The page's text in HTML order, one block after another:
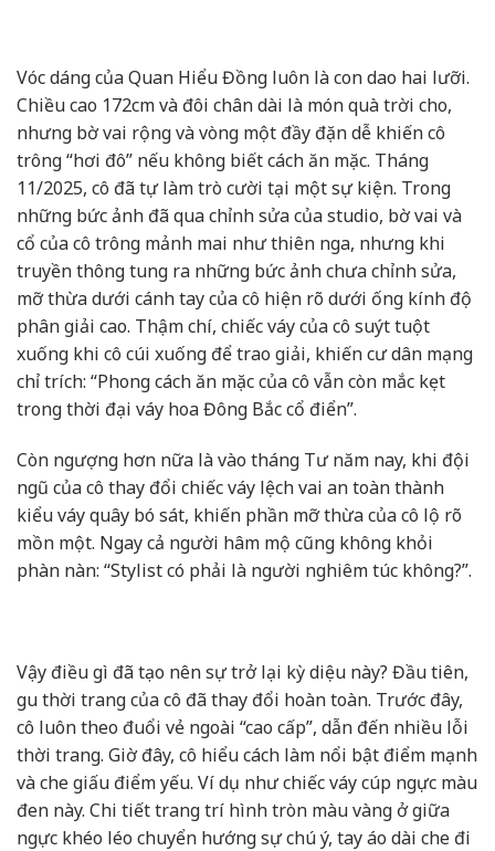
Vóc dáng của Quan Hiểu Đồng luôn là con dao hai lưỡi.
Chiều cao 172cm và đôi chân dài là món quà trời cho,
nhưng bờ vai rộng và vòng một đầy đặn dễ khiến cô
trông “hơi đô” nếu không biết cách ăn mặc. Tháng
11/2025, cô đã tự làm trò cười tại một sự kiện. Trong
những bức ảnh đã qua chỉnh sửa của studio, bờ vai và
cổ của cô trông mảnh mai như thiên nga, nhưng khi
truyền thông tung ra những bức ảnh chưa chỉnh sửa,
mỡ thừa dưới cánh tay của cô hiện rõ dưới ống kính độ
phân giải cao. Thậm chí, chiếc váy của cô suýt tuột
xuống khi cô cúi xuống để trao giải, khiến cư dân mạng
chỉ trích: “Phong cách ăn mặc của cô vẫn còn mắc kẹt
trong thời đại váy hoa Đông Bắc cổ điển”.
Còn ngượng hơn nữa là vào tháng Tư năm nay, khi đội
ngũ của cô thay đổi chiếc váy lệch vai an toàn thành
kiểu váy quây bó sát, khiến phần mỡ thừa của cô lộ rõ
mồn một. Ngay cả người hâm mộ cũng không khỏi
phàn nàn: “Stylist có phải là người nghiêm túc không?”.
Vậy điều gì đã tạo nên sự trở lại kỳ diệu này? Đầu tiên,
gu thời trang của cô đã thay đổi hoàn toàn. Trước đây,
cô luôn theo đuổi vẻ ngoài “cao cấp”, dẫn đến nhiều lỗi
thời trang. Giờ đây, cô hiểu cách làm nổi bật điểm mạnh
và che giấu điểm yếu. Ví dụ như chiếc váy cúp ngực màu
đen này. Chi tiết trang trí hình tròn màu vàng ở giữa
ngực khéo léo chuyển hướng sự chú ý, tay áo dài che đi